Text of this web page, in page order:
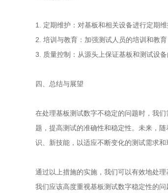
1. 定期维护：对基板和相关设备进行定期
2. 培训与教育：加强测试人员的培训和教
3. 质量控制：从源头上保证基板和测试设
四、总结与展望
在处理基板测试数字不稳定的问题时，我
题，提高测试的准确性和稳定性。未来，
识、新技能，以适应不断变化的测试需求和
通过以上措施的实施，我们可以有效地处
我们应该高度重视基板测试数字稳定性的问